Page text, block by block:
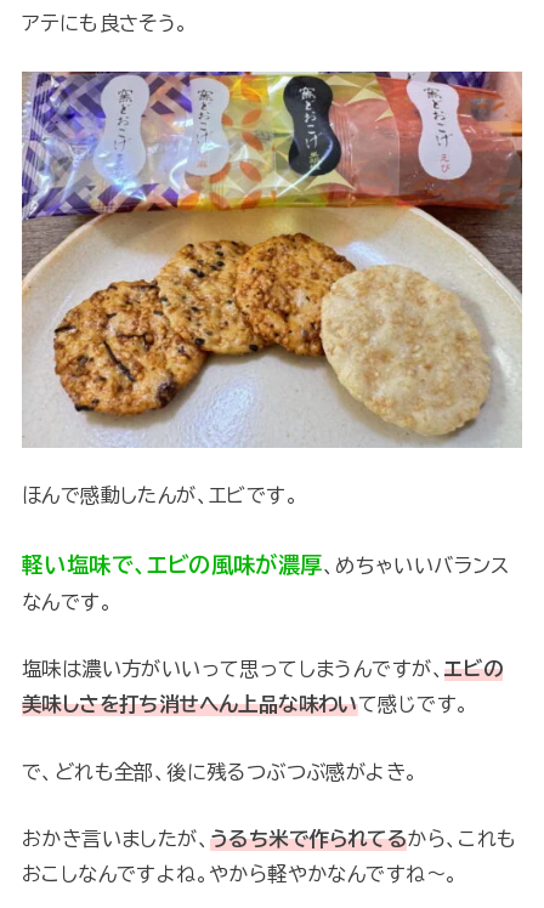
アテにも良さそう。
ほんで感動したんが、エビです。
軽い塩味で、エビの風味が濃厚、めちゃいいバランス
なんです。
塩味は濃い方がいいって思ってしまうんですが、 エビの
美味しさを打ち消せへん上品な味わいて感じです。
で、どれも全部、後に残るつぶつぶ感がよき。
おかき言いましたが、うるち米で作られてるから、これも
おこしなんですよね。やから軽やかなんですね～。